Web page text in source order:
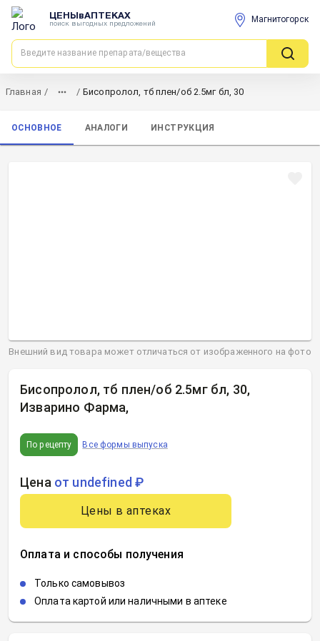
ЦЕНЫвАПТЕКАХ
поиск выгодных предложений Магнитогорск
Главная / / Бисопролол, тб плен/об 2.5мг бл, 30
ОСНОВНОЕ АНАЛОГИ ИНСТРУКЦИЯ
Бисопролол, тб плен/об 2.5мг бл, 30,
Изварино Фарма,
По рецепту Все формы выпуска
Цена от undefined ₽
Цены в аптеках
Оплата и способы получения
Только самовывоз
Оплата картой или наличными в аптеке
Внешний вид товара может отличаться от изображенного на фото